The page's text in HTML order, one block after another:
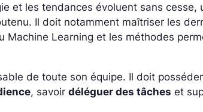
et les tendances évoluent sans cesse,
Il doit notamment maîtriser les
Machine Learning et les méthodes
de toute son équipe. Il doit
, savoirdéléguer des tâches et